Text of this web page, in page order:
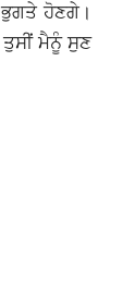
ਹੋਣਗੇ।
ਮੈਨੂੰ ਸੁਣ